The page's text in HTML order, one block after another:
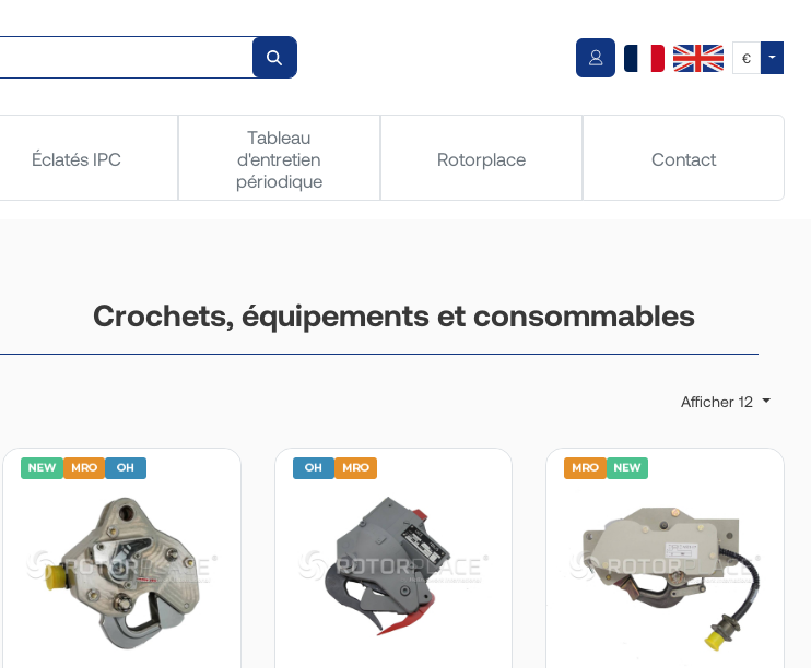
€
Éclatés IPC
Tableau
d'entretien
périodique
Rotorplace Contact
Crochets, équipements et consommables
Afficher 12